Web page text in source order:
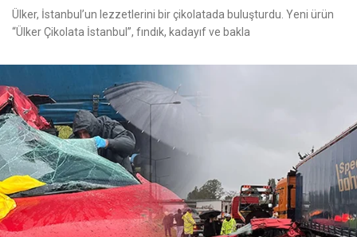
Ülker, İstanbul’un lezzetlerini bir çikolatada buluşturdu. Yeni ürün
“Ülker Çikolata İstanbul”, fındık, kadayıf ve bakla